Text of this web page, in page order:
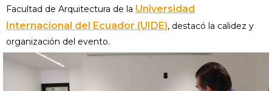
Facultad de Arquitectura de la Universidad
Internacional del Ecuador (UIDE), destacó la calidez y
organización del evento.